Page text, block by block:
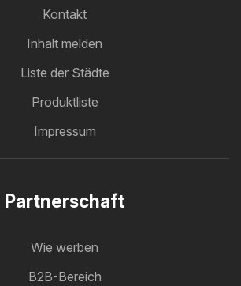
Kontakt
Inhalt melden
Liste der Städte
Produktliste
Impressum
Partnerschaft
Wie werben
B2B-Bereich